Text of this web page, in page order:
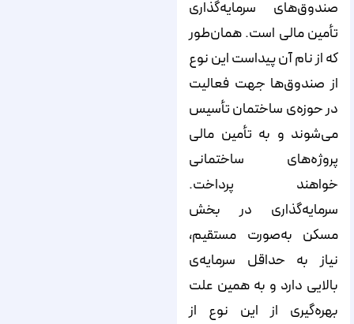
صندوق‌‌‌‌‌‌‌‌‌‌‌‌‌‌‌‌‌‌‌‌‌‌‌‌‌‌‌‌‌‌‌‌‌‌‌‌‌‌‌‌‌‌‌‌‌‌‌‌‌‌‌‌‌‌‌‌‌‌‌‌‌‌‌‌‌‌‌‌‌‌‌‌‌‌‌‌‌های سرمایه‌‌‌‌‌‌‌‌‌‌‌‌‌‌‌‌‌‌‌‌‌‌‌‌‌‌‌‌‌‌‌‌‌‌‌‌‌‌‌‌‌‌‌‌‌‌‌‌‌‌‌‌‌‌‌‌‌‌‌‌‌‌‌‌‌‌‌‌‌‌‌‌‌‌‌‌‌گذاری
تأمین مالی است. همان‌‌‌‌‌‌‌‌‌‌‌‌‌‌‌‌‌‌‌‌‌‌‌‌‌‌‌‌‌‌‌‌‌‌‌‌‌‌‌‌‌‌‌‌‌‌‌‌‌‌‌‌‌‌‌‌‌‌‌‌‌‌‌‌‌‌‌‌‌‌‌‌‌‌‌‌‌طور
که از نام آن پیداست این نوع
از صندوق‌‌‌‌‌‌‌‌‌‌‌‌‌‌‌‌‌‌‌‌‌‌‌‌‌‌‌‌‌‌‌‌‌‌‌‌‌‌‌‌‌‌‌‌‌‌‌‌‌‌‌‌‌‌‌‌‌‌‌‌‌‌‌‌‌‌‌‌‌‌‌‌‌‌‌‌‌ها جهت فعالیت
در حوزه‌‌‌‌‌‌‌‌‌‌‌‌‌‌‌‌‌‌‌‌‌‌‌‌‌‌‌‌‌‌‌‌‌‌‌‌‌‌‌‌‌‌‌‌‌‌‌‌‌‌‌‌‌‌‌‌‌‌‌‌‌‌‌‌‌‌‌‌‌‌‌‌‌‌‌‌‌ی ساختمان تأسیس
می‌‌‌‌‌‌‌‌‌‌‌‌‌‌‌‌‌‌‌‌‌‌‌‌‌‌‌‌‌‌‌‌‌‌‌‌‌‌‌‌‌‌‌‌‌‌‌‌‌‌‌‌‌‌‌‌‌‌‌‌‌‌‌‌‌‌‌‌‌‌‌‌‌‌‌‌‌شوند و به تأمین مالی
پروژه‌‌‌‌‌‌‌‌‌‌‌‌‌‌‌‌‌‌‌‌‌‌‌‌‌‌‌‌‌‌‌‌‌‌‌‌‌‌‌‌‌‌‌‌‌‌‌‌‌‌‌‌‌‌‌‌‌‌‌‌‌‌‌‌‌‌‌‌‌‌‌‌‌‌‌‌‌های ساختمانی
خواهند پرداخت.
سرمایه‌‌‌‌‌‌‌‌‌‌‌‌‌‌‌‌‌‌‌‌‌‌‌‌‌‌‌‌‌‌‌‌‌‌‌‌‌‌‌‌‌‌‌‌‌‌‌‌‌‌‌‌‌‌‌‌‌‌‌‌‌‌‌‌‌‌‌‌‌‌‌‌‌‌‌‌‌گذاری در بخش
مسکن به‌صورت مستقیم،
نیاز به حداقل سرمایه‌‌‌‌‌‌‌‌‌‌‌‌‌‌‌‌‌‌‌‌‌‌‌‌‌‌‌‌‌‌‌‌‌‌‌‌‌‌‌‌‌‌‌‌‌‌‌‌‌‌‌‌‌‌‌‌‌‌‌‌‌‌‌‌‌‌‌‌‌‌‌‌‌‌‌‌‌ی
بالایی دارد و به همین علت
بهره‌‌‌‌‌‌‌‌‌‌‌‌‌‌‌‌‌‌‌‌‌‌‌‌‌‌‌‌‌‌‌‌‌‌‌‌‌‌‌‌‌‌‌‌‌‌‌‌‌‌‌‌‌‌‌‌‌‌‌‌‌‌‌‌‌‌‌‌‌‌‌‌‌‌‌‌‌گیری از این نوع از